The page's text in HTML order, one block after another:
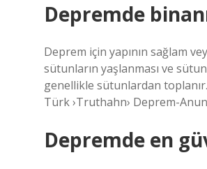
Depremde
Deprem için yapının sağlam
sütunların yaşlanması ve
genellikle sütunlardan
Türk ›Truthahn› Deprem-
Depremde en